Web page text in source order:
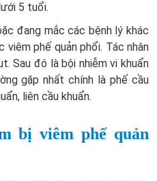
5 tuổi.
đang mắc các bệnh lý khác
viêm phế quản phổi. Tác nhân
Sau đó là bội nhiễm vi khuẩn
gặp nhất chính là phế cầu
liên cầu khuẩn.
bị viêm phế quản